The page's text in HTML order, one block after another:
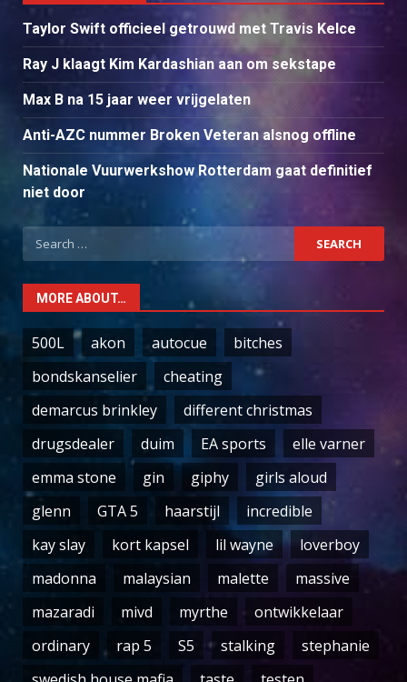
Taylor Swift officieel getrouwd met Travis Kelce
Ray J klaagt Kim Kardashian aan om sekstape
Max B na 15 jaar weer vrijgelaten
Anti-AZC nummer Broken Veteran alsnog offline
Nationale Vuurwerkshow Rotterdam gaat definitief
niet door
Search
for:
MORE ABOUT…
500L akon autocue
bitches
bondskanselier
cheating
demarcus brinkley
different christmas
drugsdealer
duim EA sports
elle varner
emma stone
gin giphy
girls aloud
glenn
GTA 5 haarstijl
incredible
kay slay
kort kapsel lil wayne
loverboy
madonna
malaysian malette
massive
mazaradi
mivd myrthe
ontwikkelaar
ordinary
rap 5 S5 stalking
stephanie